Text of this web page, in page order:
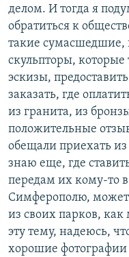
делом. И тогда я
обратиться к
такие сумасшедшие,
скульпторы, которые
эскизы,
заказать, где
из гранита, из
положительные
обещали приехать
знаю еще, где
передам их кому-то
Симферополю, может
из своих парков,
эту тему, надеюсь,
хорошие